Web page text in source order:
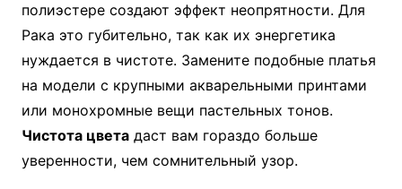
полиэстере создают эффект неопрятности. Для
Рака это губительно, так как их энергетика
нуждается в чистоте. Замените подобные платья
на модели с крупными акварельными принтами
или монохромные вещи пастельных тонов.
Чистота цветадаст вам гораздо больше
уверенности, чем сомнительный узор.